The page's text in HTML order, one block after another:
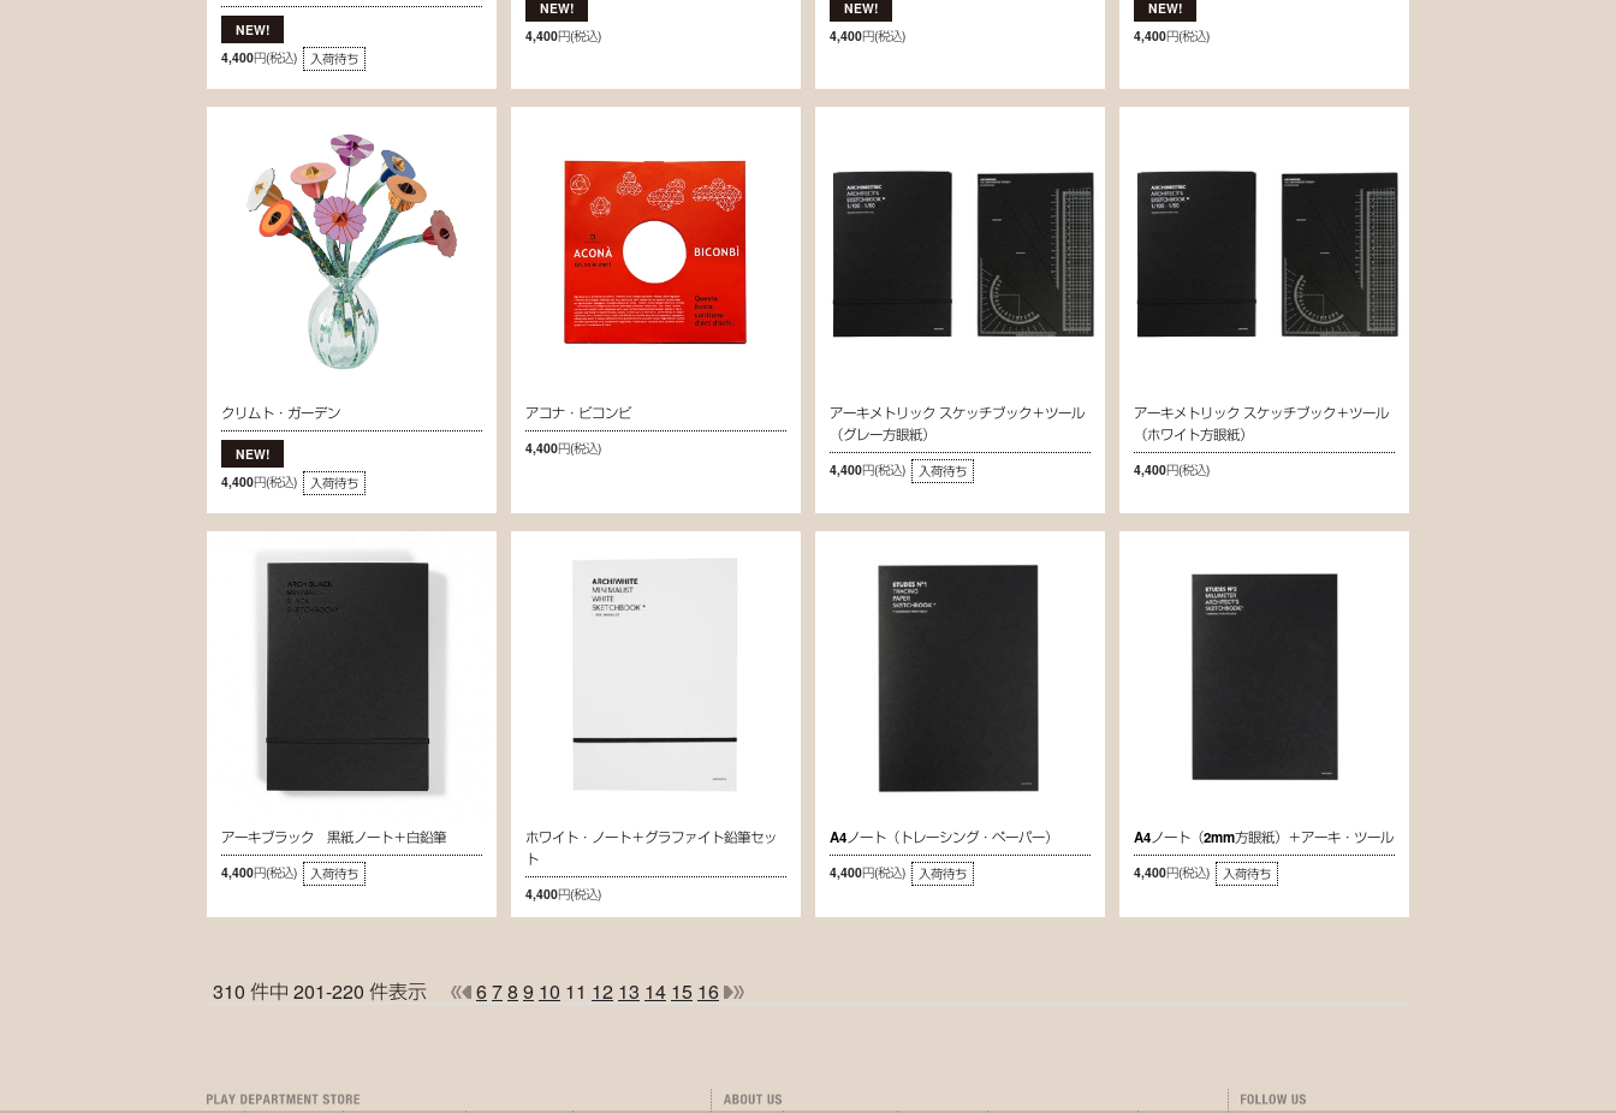
4,400円(税込) 入荷待ち
4,400円(税込) 4,400円(税込) 4,400円(税込)
クリムト・ガーデン
4,400円(税込) 入荷待ち
アコナ・ビコンビ
4,400円(税込)
アーキメトリック スケッチブック＋ツール
（グレー方眼紙）
4,400円(税込) 入荷待ち
アーキメトリック スケッチブック＋ツール
（ホワイト方眼紙）
4,400円(税込)
アーキブラック 黒紙ノート＋白鉛筆
4,400円(税込) 入荷待ち
ホワイト・ノート＋グラファイト鉛筆セッ
ト
4,400円(税込)
A4ノート（トレーシング・ペーパー）
4,400円(税込) 入荷待ち
A4ノート（2mm方眼紙）＋アーキ・ツール
4,400円(税込) 入荷待ち
310 件中 201-220 件表示 678 9 10 11 12 13 14 15 16